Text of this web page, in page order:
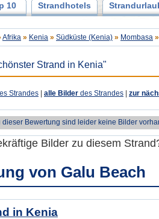
10 Strandhotels
Afrika » Kenia » Südküste (Kenia) » Mombasa »
Strand in Kenia"
Strandes alle Bilder des Strandes zur
dieser Bewertung sind leider keine Bilder
Bilder zu diesem
von Galu Beach
in Kenia